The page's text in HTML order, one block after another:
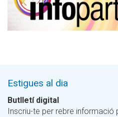
Estigues al dia
Butlletí digital
Inscriu-te per rebre informació